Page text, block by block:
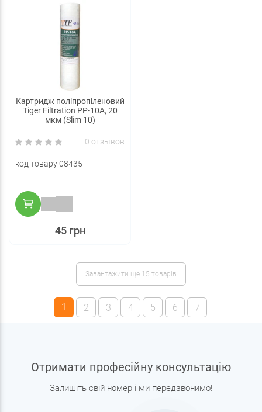
Картридж поліпропіленовий
Tiger Filtration PP-10A, 20
мкм (Slim 10)
0 отзывов
код товару 08435
45 грн
Завантажити ще 15 товарів
1 2 3 4 5 6 7
Отримати професійну консультацію
Залишіть свій номер і ми передзвонимо!